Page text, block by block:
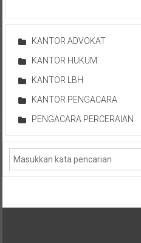
Mungkid,
Purworejo,
Daerah
Yogyakarta,
Makassar,
Denpasar,
Ungaran,
Pontianak,
Bandung,
KANTOR ADVOKAT
KANTOR HUKUM
KANTOR LBH
KANTOR PENGACARA
PENGACARA PERCERAIAN